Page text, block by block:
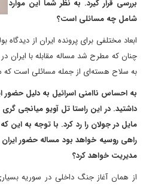
بررسی قرار گیرد. به نظر شما این موارد
شامل چه مسائلی است؟
ابعاد مختلفی برای پرونده ایران از
چنان که مطرح شد مساله مقابله با ایران
به سلاح هسته‌ای از جمله مسائلی است
به احساس ناامنی اسرائیل به دلیل حضور
مایل در جولان را رد کرد. با توجه به این
راهی روسیه خواهد بود مساله حضور
مدیریت خواهد کرد؟
از همان آغاز جنگ داخلی در سوریه